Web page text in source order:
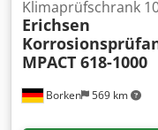
Lieferumfang: Weiss
Prüfkammer Zubehör
abgebildet.
vorbehalten.
Borken 569 km
Klimaprüfschrank
Erichsen
MPACT 618-1000